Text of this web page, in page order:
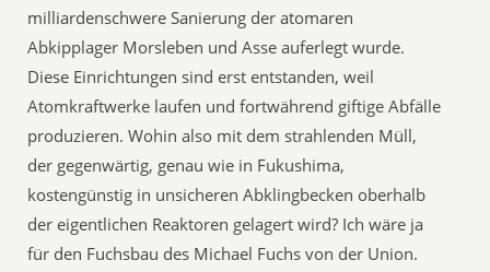
milliardenschwere Sanierung der atomaren
Abkipplager Morsleben und Asse auferlegt wurde.
Diese Einrichtungen sind erst entstanden, weil
Atomkraftwerke laufen und fortwährend giftige Abfälle
produzieren. Wohin also mit dem strahlenden Müll,
der gegenwärtig, genau wie in Fukushima,
kostengünstig in unsicheren Abklingbecken oberhalb
der eigentlichen Reaktoren gelagert wird? Ich wäre ja
für den Fuchsbau des Michael Fuchs von der Union.